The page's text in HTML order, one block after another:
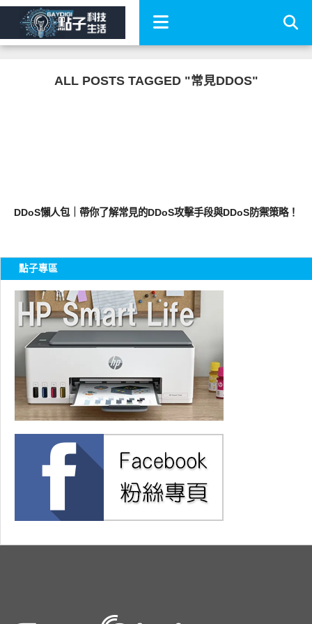
ALL POSTS TAGGED "常見DDOS"
DDoS懶人包｜帶你了解常見的DDoS攻擊手段與DDoS防禦策略！
點子專區